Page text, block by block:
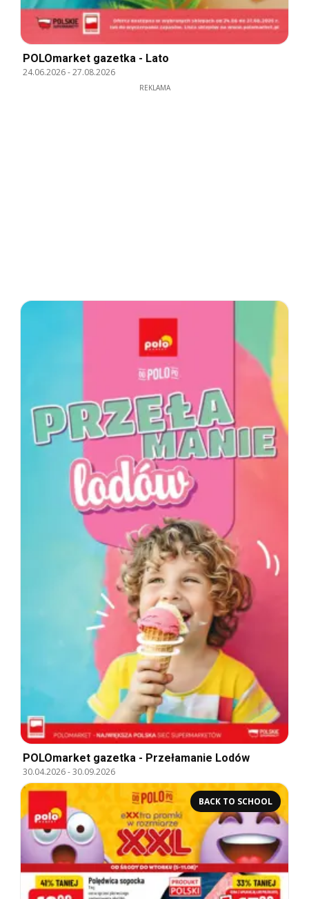
POLOmarket gazetka - Lato
24.06.2026-27.08.2026
REKLAMA
POLOmarket gazetka - Przełamanie Lodów
30.04.2026-30.09.2026
BACK TO SCHOOL